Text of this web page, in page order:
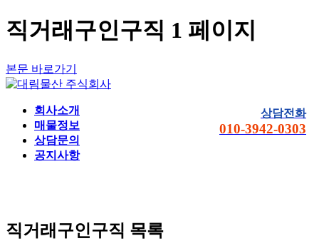
직거래구인구직 1 페이지
본문 바로가기
상담전화
010-3942-0303
회사소개
매물정보
상담문의
공지사항
직거래구인구직 목록